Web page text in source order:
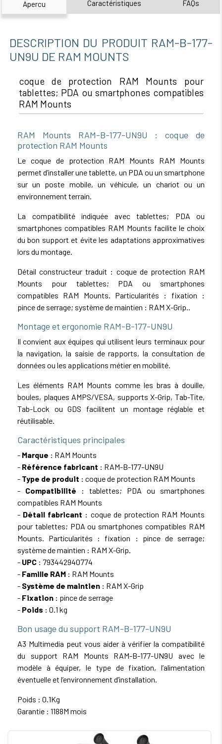
Apercu Caractéristiques FAQs
DESCRIPTION DU PRODUIT RAM-B-177-
UN9U DE RAM MOUNTS
coque de protection RAM Mounts pour
tablettes; PDA ou smartphones compatibles
RAM Mounts
RAM Mounts RAM-B-177-UN9U : coque de
protection RAM Mounts
Le coque de protection RAM Mounts RAM Mounts
permet d’installer une tablette, un PDA ou un smartphone
sur un poste mobile, un véhicule, un chariot ou un
environnement terrain.
La compatibilité indiquée avec tablettes; PDA ou
smartphones compatibles RAM Mounts facilite le choix
du bon support et évite les adaptations approximatives
lors du montage.
Détail constructeur traduit : coque de protection RAM
Mounts pour tablettes; PDA ou smartphones
compatibles RAM Mounts. Particularités : fixation :
pince de serrage; système de maintien : RAM X-Grip..
Montage et ergonomie RAM-B-177-UN9U
Il convient aux équipes qui utilisent leurs terminaux pour
la navigation, la saisie de rapports, la consultation de
données ou les applications métier en mobilité.
Les éléments RAM Mounts comme les bras à douille,
boules, plaques AMPS/VESA, supports X-Grip, Tab-Tite,
Tab-Lock ou GDS facilitent un montage réglable et
réutilisable.
Caractéristiques principales
- Marque : RAM Mounts
- Référence fabricant : RAM-B-177-UN9U
- Type de produit : coque de protection RAM Mounts
- Compatibilité : tablettes; PDA ou smartphones
compatibles RAM Mounts
- Détail fabricant : coque de protection RAM Mounts
pour tablettes; PDA ou smartphones compatibles RAM
Mounts. Particularités : fixation : pince de serrage;
système de maintien : RAM X-Grip.
- UPC : 793442940774
- Famille RAM : RAM Mounts
- Système de maintien : RAM X-Grip
- Fixation : pince de serrage
- Poids : 0.1 kg
Bon usage du support RAM-B-177-UN9U
A3 Multimedia peut vous aider à vérifier la compatibilité
du support RAM Mounts RAM-B-177-UN9U avec le
modèle à équiper, le type de fixation, l’alimentation
éventuelle et l’environnement d’installation.
Poids : 0.1Kg
Garantie : 1188M mois